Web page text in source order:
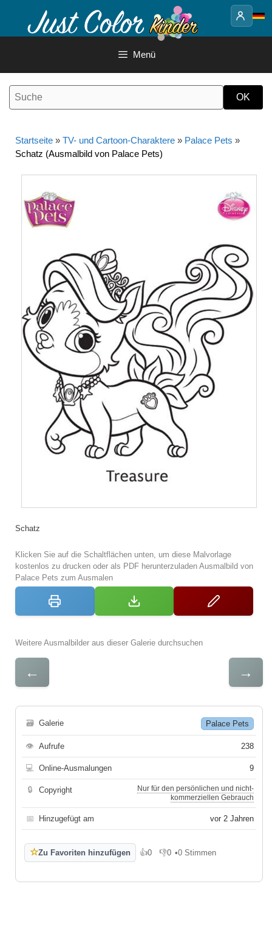
Inhalt
Menü
Startseite » TV- und Cartoon-Charaktere » Palace Pets »
Schatz (Ausmalbild von Palace Pets)
Schatz
Klicken Sie auf die Schaltflächen unten, um diese Malvorlage
kostenlos zu drucken oder als PDF herunterzuladen Ausmalbild von
Palace Pets zum Ausmalen
Weitere Ausmalbilder aus dieser Galerie durchsuchen
← →
🗃 Galerie Palace Pets
👁 Aufrufe 238
💻 Online-Ausmalungen 9
🔒 Copyright
Nur für den persönlichen und nicht-
kommerziellen Gebrauch
📅 Hinzugefügt am vor 2 Jahren
☆Zu Favoriten hinzufügen 👍0
Gefällt mir
👎0
Gefällt mir nicht
•0 Stimmen